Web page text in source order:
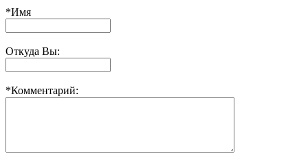
*Имя
Откуда Вы:
*Комментарий: